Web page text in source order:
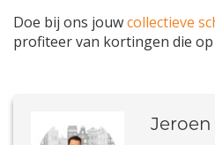
Doe bij ons jouwcollectieve
profiteer van kortingen die